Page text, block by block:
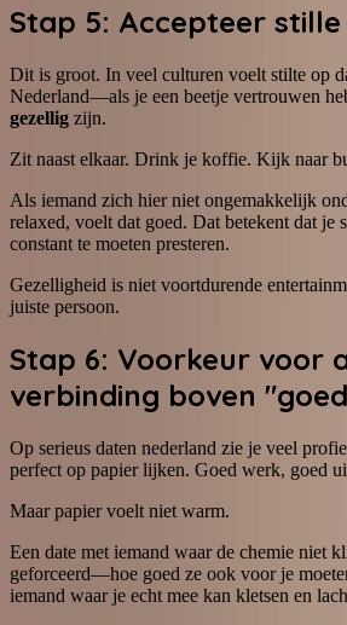
Stap 5: Accepteer
Dit is groot. In veel culturen voelt stilte op
Nederland—als je een beetje vertrouwen
gezellig zijn.
Zit naast elkaar. Drink je koffie. Kijk naar
Als iemand zich hier niet ongemakkelijk
relaxed, voelt dat goed. Dat betekent dat je
constant te moeten presteren.
Gezelligheid is niet voortdurende
juiste persoon.
Stap 6: Voorkeur voor
verbinding boven
Op serieus daten nederland zie je veel
perfect op papier lijken. Goed werk, goed
Maar papier voelt niet warm.
Een date met iemand waar de chemie niet
geforceerd—hoe goed ze ook voor je
iemand waar je echt mee kan kletsen en